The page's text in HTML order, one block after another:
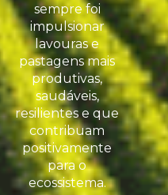
sempre foi
impulsionar
lavouras e
pastagens mais
produtivas,
saudáveis,
resilientes e que
contribuam
positivamente
para o
ecossistema.